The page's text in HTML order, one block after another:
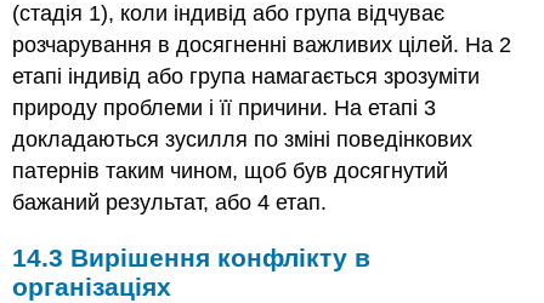
(стадія 1), коли індивід або група відчуває
розчарування в досягненні важливих цілей. На 2
етапі індивід або група намагається зрозуміти
природу проблеми і її причини. На етапі 3
докладаються зусилля по зміні поведінкових
патернів таким чином, щоб був досягнутий
бажаний результат, або 4 етап.
14.3 Вирішення конфлікту в
організаціях